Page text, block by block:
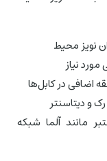
اضافی در کابل‌ها
و دیتاسنتر
مانند آلما شبکه